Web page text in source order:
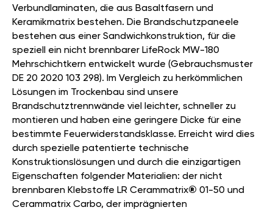
Verbundlaminaten, die aus Basaltfasern und
Keramikmatrix bestehen. Die Brandschutzpaneele
bestehen aus einer Sandwichkonstruktion, für die
speziell ein nicht brennbarer LifeRock MW-180
Mehrschichtkern entwickelt wurde (Gebrauchsmuster
DE 20 2020 103 298). Im Vergleich zu herkömmlichen
Lösungen im Trockenbau sind unsere
Brandschutztrennwände viel leichter, schneller zu
montieren und haben eine geringere Dicke für eine
bestimmte Feuerwiderstandsklasse. Erreicht wird dies
durch spezielle patentierte technische
Konstruktionslösungen und durch die einzigartigen
Eigenschaften folgender Materialien: der nicht
brennbaren Klebstoffe LR Cerammatrix® 01-50 und
Cerammatrix Carbo, der imprägnierten